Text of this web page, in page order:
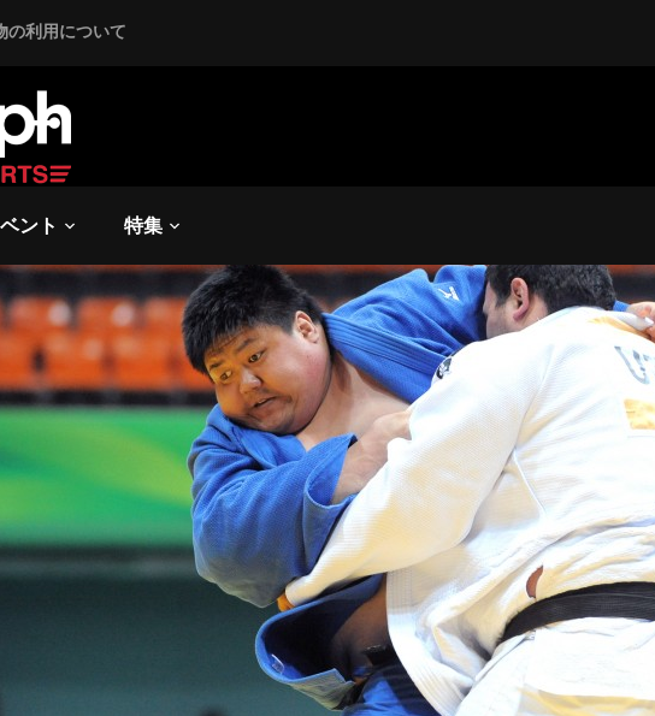
の利用について
ント 特集
22 水曜日 -インチョン2014アジアパラ競技大会
ドンパラリンピックの柔道金メ
健人、敗れる